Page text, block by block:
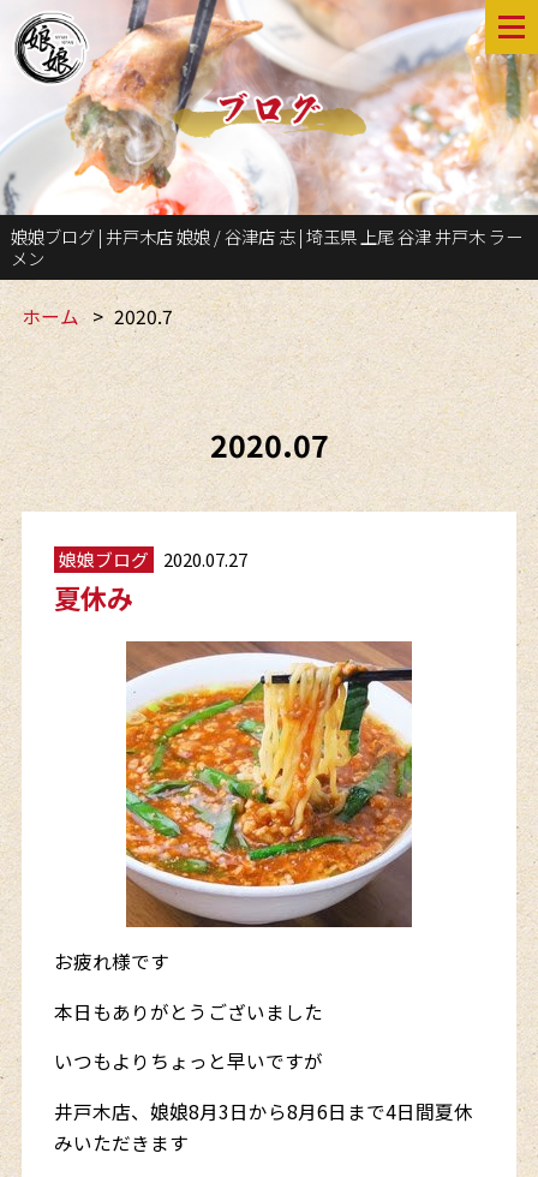
娘娘ブログ | 井戸木店 娘娘 / 谷津店 志 | 埼玉県 上尾 谷津 井戸木 ラー
メン
ホーム 2020.7
2020.07
娘娘ブログ 2020.07.27
夏休み
お疲れ様です
本日もありがとうございました
いつもよりちょっと早いですが
井戸木店、娘娘8月3日から8月6日まで4日間夏休
みいただきます